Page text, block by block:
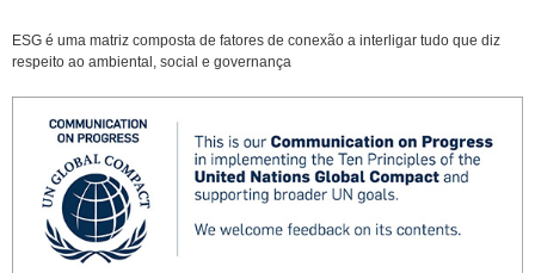
ESG é uma matriz composta de fatores de conexão a interligar tudo que diz
respeito ao ambiental, social e governança